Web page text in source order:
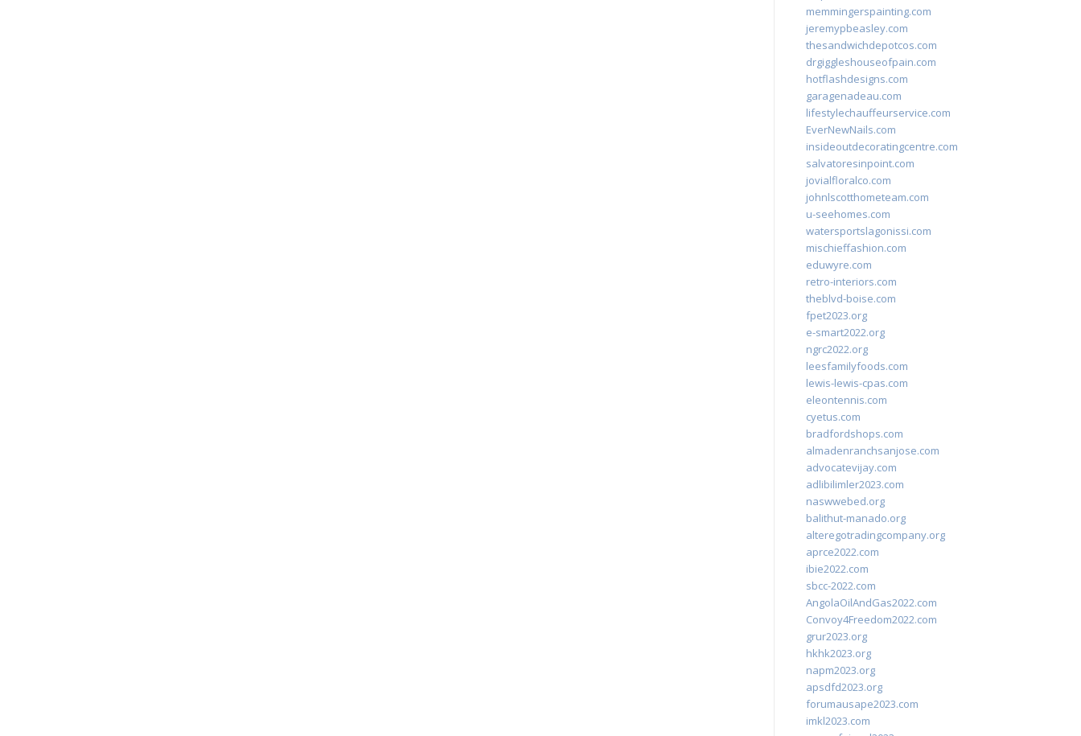
memmingerspainting.com
jeremypbeasley.com
thesandwichdepotcos.com
drgiggleshouseofpain.com
hotflashdesigns.com
garagenadeau.com
lifestylechauffeurservice.com
EverNewNails.com
insideoutdecoratingcentre.com
salvatoresinpoint.com
jovialfloralco.com
johnlscotthometeam.com
u-seehomes.com
watersportslagonissi.com
mischieffashion.com
eduwyre.com
retro-interiors.com
theblvd-boise.com
fpet2023.org
e-smart2022.org
ngrc2022.org
leesfamilyfoods.com
lewis-lewis-cpas.com
eleontennis.com
cyetus.com
bradfordshops.com
almadenranchsanjose.com
advocatevijay.com
adlibilimler2023.com
naswwebed.org
balithut-manado.org
alteregotradingcompany.org
aprce2022.com
ibie2022.com
sbcc-2022.com
AngolaOilAndGas2022.com
Convoy4Freedom2022.com
grur2023.org
hkhk2023.org
napm2023.org
apsdfd2023.org
forumausape2023.com
imkl2023.com